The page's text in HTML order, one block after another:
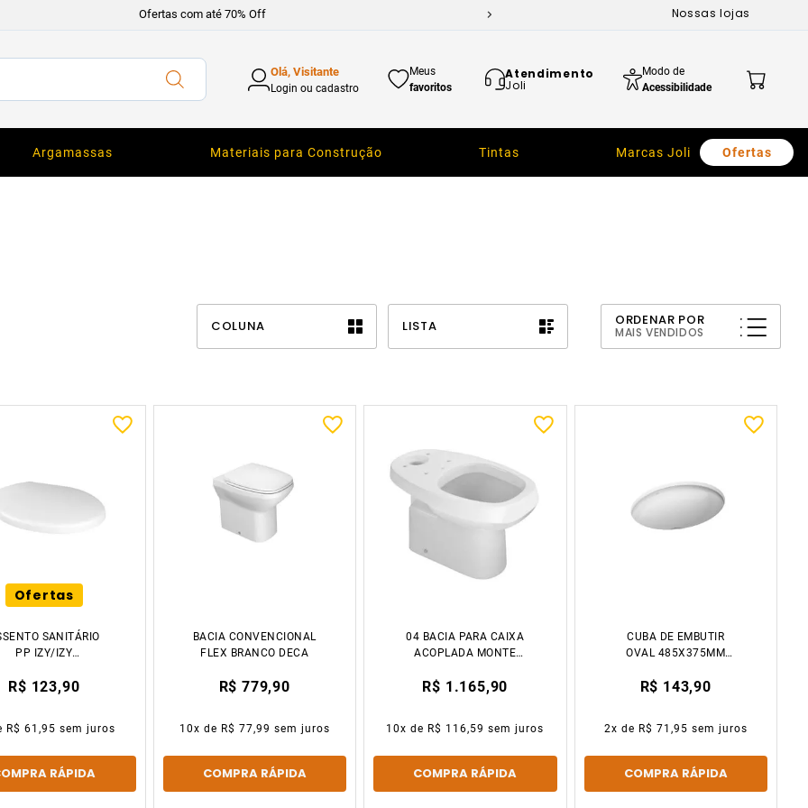
Ofertas com até 70% Off Nossas lojas
Olá, Visitante
Login ou cadastro
Meus
favoritos
Atendimento
Joli
Modo de
Acessibilidade
Argamassas Materiais para Construção Tintas Marcas Joli Ofertas
COLUNA LISTA ORDENAR POR
MAIS VENDIDOS
Ofertas
SANITÁRIO
PP IZY/IZY
BRANCO DECA
R$ 123,90
R$ 61,95 sem juros
RÁPIDA
BACIA CONVENCIONAL
FLEX BRANCO DECA
R$ 779,90
10x de R$ 77,99 sem juros
COMPRA RÁPIDA
04 BACIA PARA CAIXA
ACOPLADA MONTE
LOUÇAS
R$ 1.165,90
10x de R$ 116,59 sem juros
COMPRA RÁPIDA
CUBA DE EMBUTIR
OVAL 485X375MM
R$ 143,90
2x de R$ 71,95 sem juros
COMPRA RÁPIDA